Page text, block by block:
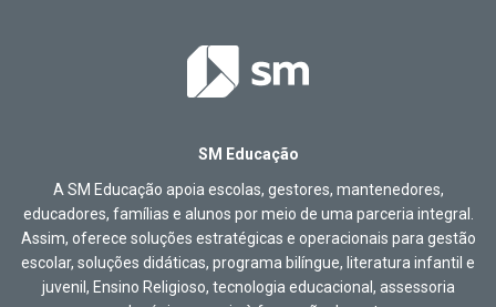
SM Educação
A SM Educação apoia escolas, gestores, mantenedores,
educadores, famílias e alunos por meio de uma parceria integral.
Assim, oferece soluções estratégicas e operacionais para gestão
escolar, soluções didáticas, programa bilíngue, literatura infantil e
juvenil, Ensino Religioso, tecnologia educacional, assessoria